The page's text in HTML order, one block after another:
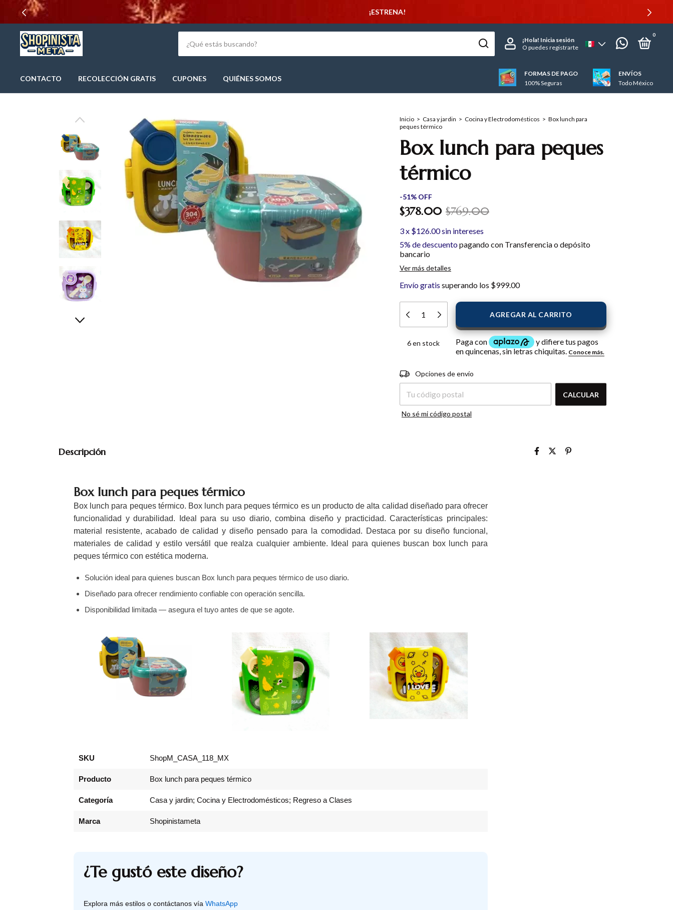
¡Hola! Inicia sesión
O puedes registrarte
0
CONTACTO RECOLECCIÓN GRATIS CUPONES QUIÉNES SOMOS
FORMAS DE PAGO
100% Seguras
ENVÍOS
Todo México
Inicio > Casa y jardin > Cocina y Electrodomésticos > Box lunch para
peques térmico
Box lunch para peques
térmico
-51% OFF
$378.00 $769.00
3x $126.00sin intereses
5% de descuentopagando con Transferencia o depósito
bancario
Ver más detalles
Envío gratis superando los $999.00
6en stock
Entregas para el CP:
Opciones de envío
CALCULAR
No sé mi código postal
Descripción
Box lunch para peques térmico
Box lunch para peques térmico. Box lunch para peques térmico es un producto de alta calidad diseñado para ofrecer
funcionalidad y durabilidad. Ideal para su uso diario, combina diseño y practicidad. Características principales:
material resistente, acabado de calidad y diseño pensado para la comodidad. Destaca por su diseño funcional,
materiales de calidad y estilo versátil que realza cualquier ambiente. Ideal para quienes buscan box lunch para
peques térmico con estética moderna.
Solución ideal para quienes buscan Box lunch para peques térmico de uso diario.
Diseñado para ofrecer rendimiento confiable con operación sencilla.
Disponibilidad limitada — asegura el tuyo antes de que se agote.
SKU ShopM_CASA_118_MX
Producto Box lunch para peques térmico
Categoría Casa y jardin; Cocina y Electrodomésticos; Regreso a Clases
Marca Shopinistameta
¿Te gustó este diseño?
Explora más estilos o contáctanos vía WhatsApp